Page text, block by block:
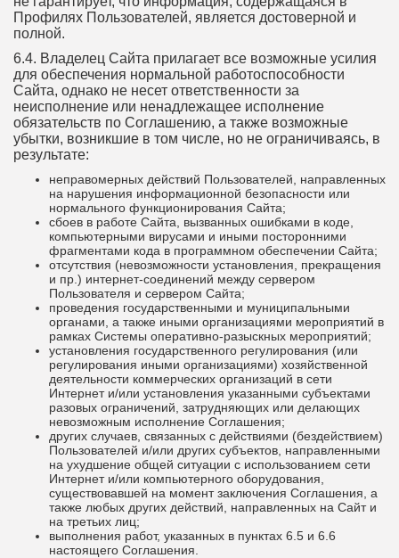
Профилях Пользователей, является достоверной и
полной.
6.4. Владелец Сайта прилагает все возможные усилия
для обеспечения нормальной работоспособности
Сайта, однако не несет ответственности за
неисполнение или ненадлежащее исполнение
обязательств по Соглашению, а также возможные
убытки, возникшие в том числе, но не ограничиваясь, в
результате:
неправомерных действий Пользователей, направленных
на нарушения информационной безопасности или
нормального функционирования Сайта;
сбоев в работе Сайта, вызванных ошибками в коде,
компьютерными вирусами и иными посторонними
фрагментами кода в программном обеспечении Сайта;
отсутствия (невозможности установления, прекращения
и пр.) интернет-соединений между сервером
Пользователя и сервером Сайта;
проведения государственными и муниципальными
органами, а также иными организациями мероприятий в
рамках Системы оперативно-разыскных мероприятий;
установления государственного регулирования (или
регулирования иными организациями) хозяйственной
деятельности коммерческих организаций в сети
Интернет и/или установления указанными субъектами
разовых ограничений, затрудняющих или делающих
невозможным исполнение Соглашения;
других случаев, связанных с действиями (бездействием)
Пользователей и/или других субъектов, направленными
на ухудшение общей ситуации с использованием сети
Интернет и/или компьютерного оборудования,
существовавшей на момент заключения Соглашения, а
также любых других действий, направленных на Сайт и
на третьих лиц;
выполнения работ, указанных в пунктах 6.5 и 6.6
настоящего Соглашения.